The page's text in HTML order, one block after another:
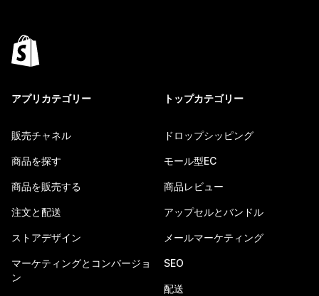
アプリカテゴリー
販売チャネル
商品を探す
商品を販売する
注文と配送
ストアデザイン
マーケティングとコンバージョ
ン
トップカテゴリー
ドロップシッピング
モール型EC
商品レビュー
アップセルとバンドル
メールマーケティング
SEO
配送